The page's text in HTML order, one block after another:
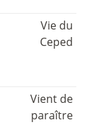
Vie du
Ceped
Vient de
paraître